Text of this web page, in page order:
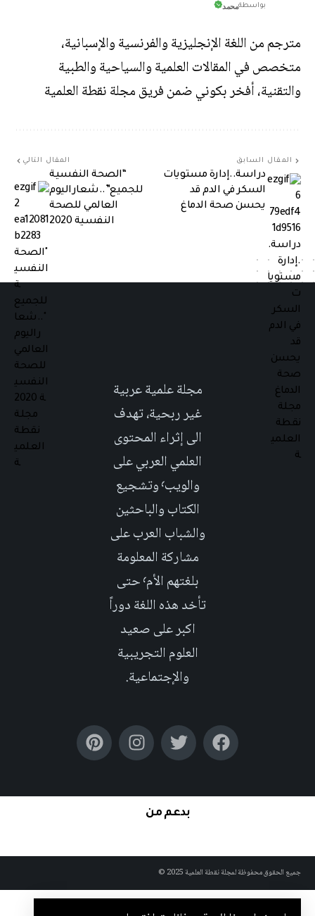
بواسطةمحمد
مترجم من اللغة الإنجليزية والفرنسية والإسبانية،
متخصص في المقالات العلمية والسياحية والطبية
والتقنية، أفخر بكوني ضمن فريق مجلة نقطة العلمية
المقال السابق
دراسة..إدارة مستويات
السكر في الدم قد
يحسن صحة الدماغ
المقال التالي
“الصحة النفسية
للجميع”..شعاراليوم
العالمي للصحة
النفسية 2020
مجلة علمية عربية
غير ربحية، تهدف
الى إثراء المحتوى
العلمي العربي على
والويب٬ وتشجيع
الكتاب والباحثين
والشباب العرب على
مشاركة المعلومة
بلغتهم الأم٬ حتى
تأخد هذه اللغة دوراً
اكبر على صعيد
العلوم التجريبية
والإجتماعية.
بدعم من
جميع الحقوق محفوظة لمجلة نقطة العلمية 2025 ©